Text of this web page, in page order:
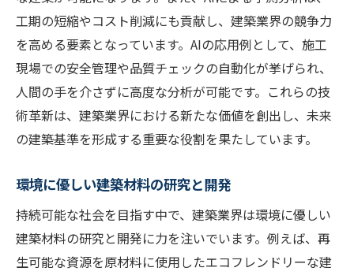
工期の短縮やコスト削減にも貢献し、建築業界の競争力
を高める要素となっています。AIの応用例として、施工
現場での安全管理や品質チェックの自動化が挙げられ、
人間の手を介さずに高度な分析が可能です。これらの技
術革新は、建築業界における新たな価値を創出し、未来
の建築基準を形成する重要な役割を果たしています。
環境に優しい建築材料の研究と開発
持続可能な社会を目指す中で、建築業界は環境に優しい
建築材料の研究と開発に力を注いでいます。例えば、再
生可能な資源を原材料に使用したエコフレンドリーな建